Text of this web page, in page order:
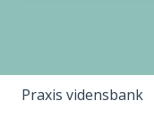
Praxis vidensbank